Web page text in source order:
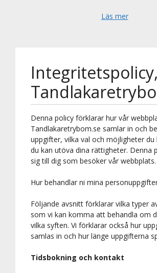
Läs mer
Integritetspolicy,
Denna policy förklarar hur vår
Tandlakaretrybom.se samlar in och
uppgifter, vilka val och möjligheter du
du kan utöva dina rättigheter. Denna
sig till dig som besöker vår webbplats.
Hur behandlar ni mina
Följande avsnitt förklarar vilka typer
som vi kan komma att behandla om
vilka syften. Vi förklarar också hur
samlas in och hur länge uppgifterna
Tidsbokning och kontakt